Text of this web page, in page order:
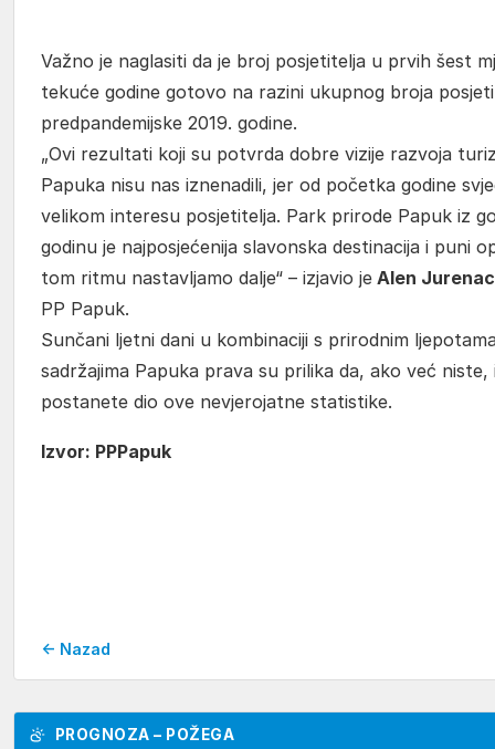
Važno je naglasiti da je broj posjetitelja u prvih šest
tekuće godine gotovo na razini ukupnog broja
predpandemijske 2019. godine.
„Ovi rezultati koji su potvrda dobre vizije razvoja
Papuka nisu nas iznenadili, jer od početka godine
velikom interesu posjetitelja. Park prirode Papuk iz
godinu je najposjećenija slavonska destinacija i puni
tom ritmu nastavljamo dalje“ – izjavio je Alen
PP Papuk.
Sunčani ljetni dani u kombinaciji s prirodnim
sadržajima Papuka prava su prilika da, ako već niste,
postanete dio ove nevjerojatne statistike.
Izvor: PPPapuk
← Nazad
PROGNOZA – POŽEGA